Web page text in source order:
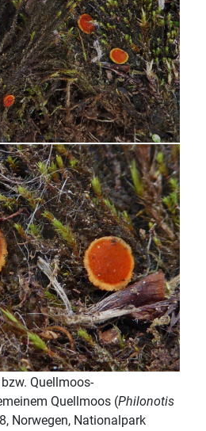
bzw. Quellmoos-
Quellmoos (Philonotis
Norwegen, Nationalpark